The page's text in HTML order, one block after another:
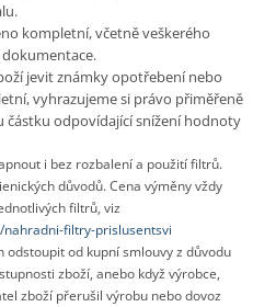
kompletní, včetně veškerého
jevit známky opotřebení nebo
vyhrazujeme si právo přiměřeně
částku odpovídající snížení hodnoty
i bez rozbalení a použití filtrů.
důvodů. Cena výměny vždy
filtrů, viz
nahradni-filtry-prislusentsvi
odstoupit od kupní smlouvy z důvodu
zboží, anebo když výrobce,
zboží přerušil výrobu nebo dovoz